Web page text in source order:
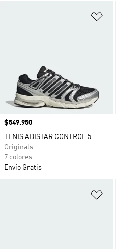
Precio
$549.950
TENIS ADISTAR CONTROL 5
Originals
7 colores
Envío Gratis